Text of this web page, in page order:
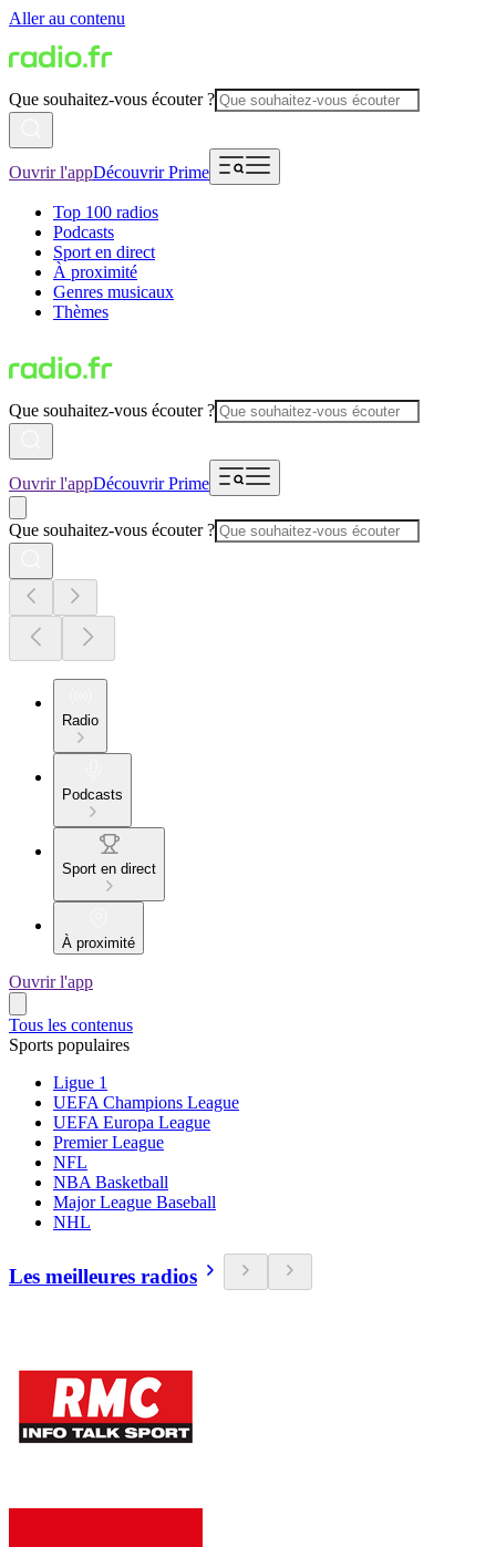
Aller au contenu
Que souhaitez-vous écouter ?
Ouvrir l'appDécouvrir Prime
Top 100 radios
Podcasts
Sport en direct
À proximité
Genres musicaux
Thèmes
Que souhaitez-vous écouter ?
Ouvrir l'appDécouvrir Prime
Que souhaitez-vous écouter ?
Radio
Podcasts
Sport en direct
À proximité
Ouvrir l'app
Tous les contenus
Sports populaires
Ligue 1
UEFA Champions League
UEFA Europa League
Premier League
NFL
NBA Basketball
Major League Baseball
NHL
Les meilleures radios